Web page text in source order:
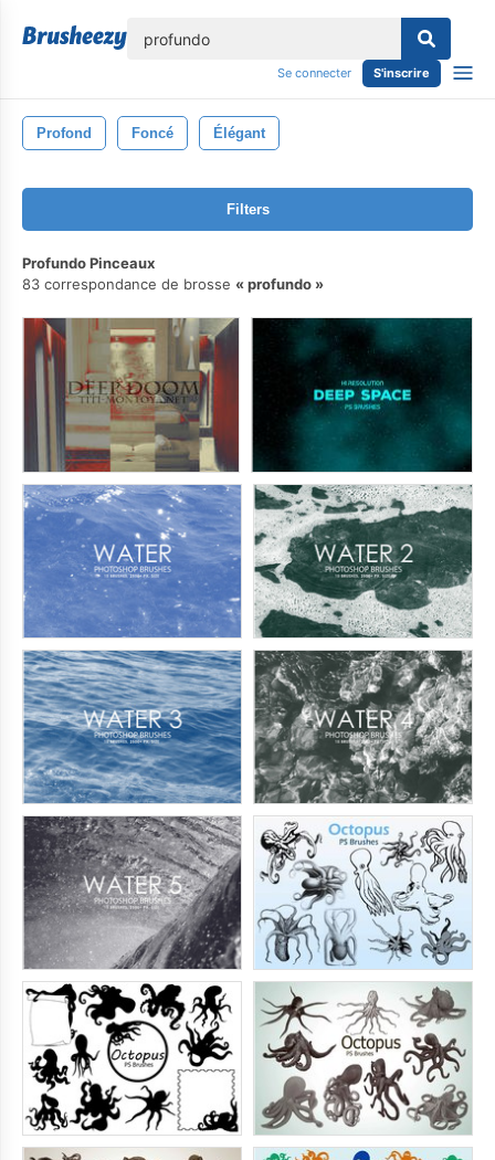
Se connecter S'inscrire
Profond Foncé Élégant
Filters
Profundo Pinceaux
83 correspondance de brosse
profundo